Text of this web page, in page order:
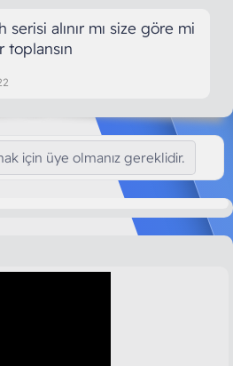
alınır mı size göre mi
toplansın
için üye olmanız gereklidir.